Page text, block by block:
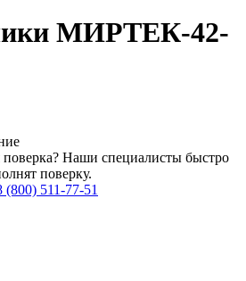
МИРТЕК-42-
поверка? Наши специалисты быстро
поверку.
(800) 511-77-51